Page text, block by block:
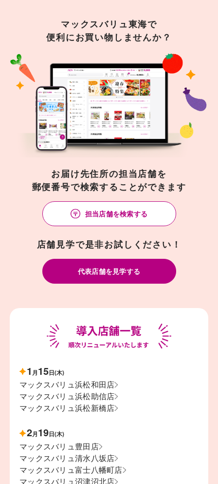
マックスバリュ東海で
便利にお買い物しませんか？
お届け先住所の担当店舗を
郵便番号で検索することができます
担当店舗を検索する
店舗見学で是非お試しください！
代表店舗を見学する
1 月15日(木)
マックスバリュ浜松和田店
マックスバリュ浜松助信店
マックスバリュ浜松新橋店
2月19日(木)
マックスバリュ豊田店
マックスバリュ清水八坂店
マックスバリュ富士八幡町店
マックスバリュ沼津沼北店